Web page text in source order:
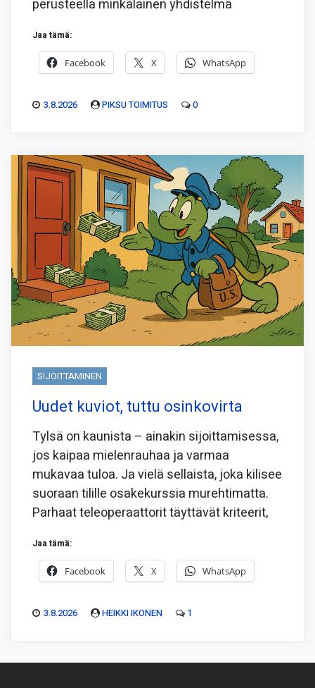
perusteella minkälainen yhdistelmä
Jaa tämä:
Facebook X WhatsApp
3.8.2026 PIKSU TOIMITUS 0
SIJOITTAMINEN
Uudet kuviot, tuttu osinkovirta
Tylsä on kaunista – ainakin sijoittamisessa,
jos kaipaa mielenrauhaa ja varmaa
mukavaa tuloa. Ja vielä sellaista, joka kilisee
suoraan tilille osakekurssia murehtimatta.
Parhaat teleoperaattorit täyttävät kriteerit,
Jaa tämä:
Facebook X WhatsApp
3.8.2026 HEIKKI IKONEN 1